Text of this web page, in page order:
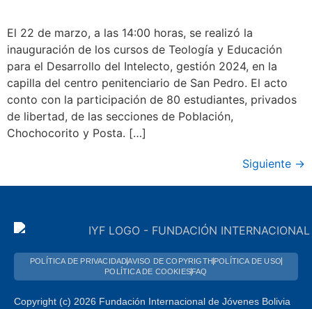
El 22 de marzo, a las 14:00 horas, se realizó la
inauguración de los cursos de Teología y Educación
para el Desarrollo del Intelecto, gestión 2024, en la
capilla del centro penitenciario de San Pedro. El acto
conto con la participación de 80 estudiantes, privados
de libertad, de las secciones de Población,
Chochocorito y Posta. […]
Siguiente →
POLÍTICA DE PRIVACIDADAVISO DE COPYRIGTH POLÍTICA DE USO
POLÍTICA DE COOKIESFAQ
Copyright (c) 2026 Fundación Internacional de Jóvenes Bolivia